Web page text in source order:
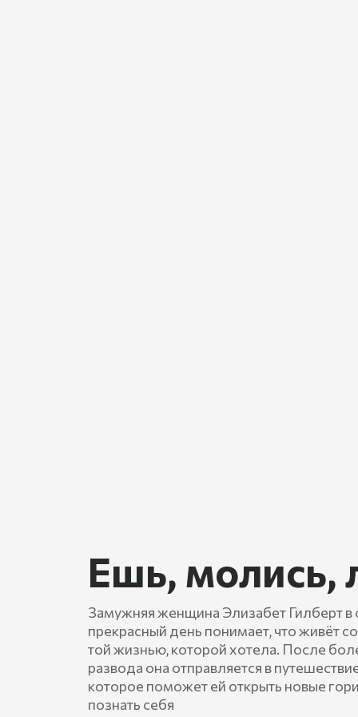
Ешь, молись,
Замужняя женщина Элизабет Гилберт в
прекрасный день понимает, что живёт
той жизнью, которой хотела. После
развода она отправляется в
которое поможет ей открыть новые
познать себя